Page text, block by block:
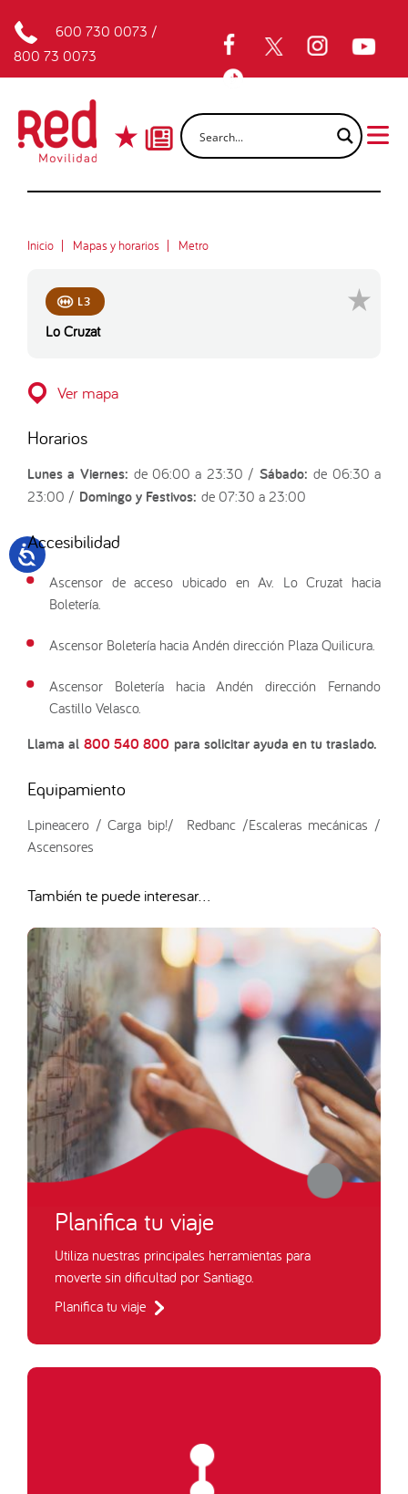
600 730 0073 /
800 73 0073
Inicio Mapas y horarios Metro
L3
Lo Cruzat
Ver mapa
Horarios
Lunes a Viernes: de 06:00 a 23:30 /Sábado: de 06:30 a
23:00 / Domingo y Festivos: de 07:30 a 23:00
Accesibilidad
Ascensor de acceso ubicado en Av. Lo Cruzat hacia
Boletería.
Ascensor Boletería hacia Andén dirección Plaza Quilicura.
Ascensor Boletería hacia Andén dirección Fernando
Castillo Velasco.
Llama al 800 540 800 para solicitar ayuda en tu traslado.
Equipamiento
Lpineacero / Carga bip!/ Redbanc /Escaleras mecánicas /
Ascensores
También te puede interesar...
Planifica tu viaje
Utiliza nuestras principales herramientas para
moverte sin dificultad por Santiago.
Planifica tu viaje